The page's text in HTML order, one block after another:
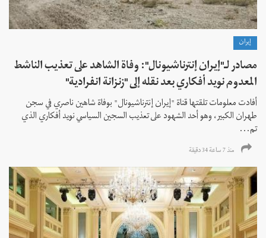
إيران
مصادر لـ"إيران إنترناشيونال": وفاة الشاهد على تعذيب الناشط
المعدوم نويد أفكاري بعد نقله إلى "زنزانة انفرادية"
أفادت معلومات تلقتها قناة "إيران إنترناشيونال" بوفاة شاهين ناصري في سجن
طهران الكبير، وهو أحد الشهود على تعذيب السجين السياسي نويد أفكاري الذي
تم...
منذ 7 ساعة 34 دقیقة